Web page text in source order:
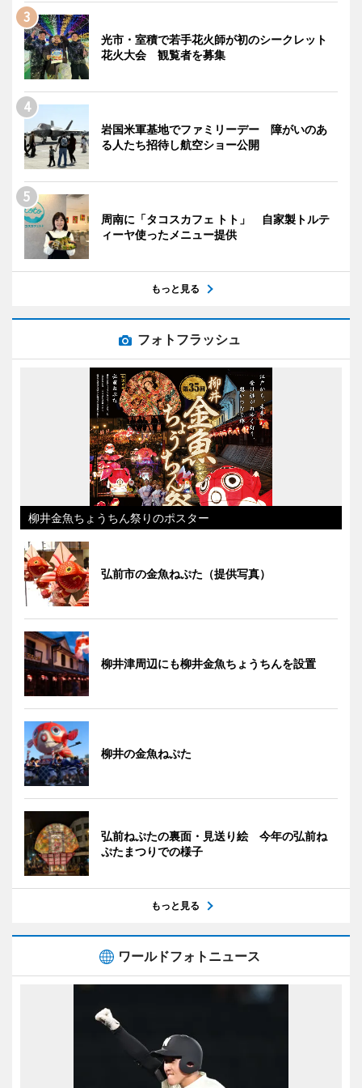
光市・室積で若手花火師が初のシークレット
花火大会 観覧者を募集
岩国米軍基地でファミリーデー 障がいのあ
る人たち招待し航空ショー公開
周南に「タコスカフェ トト」 自家製トルテ
ィーヤ使ったメニュー提供
もっと見る
フォトフラッシュ
柳井金魚ちょうちん祭りのポスター
弘前市の金魚ねぷた（提供写真）
柳井津周辺にも柳井金魚ちょうちんを設置
柳井の金魚ねぷた
弘前ねぷたの裏面・見送り絵 今年の弘前ね
ぷたまつりでの様子
もっと見る
ワールドフォトニュース